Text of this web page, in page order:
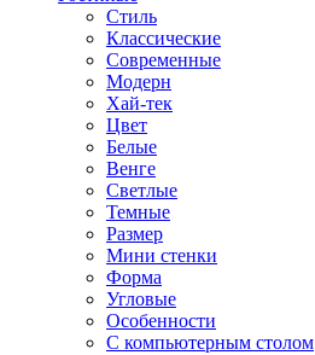
Стиль
Классические
Современные
Модерн
Хай-тек
Цвет
Белые
Венге
Светлые
Темные
Размер
Мини стенки
Форма
Угловые
Особенности
С компьютерным столом